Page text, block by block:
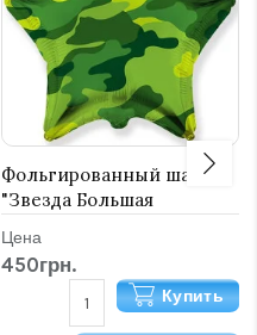
Фольгированный шар
"Звезда Большая
см
Цена
450грн.
Купить